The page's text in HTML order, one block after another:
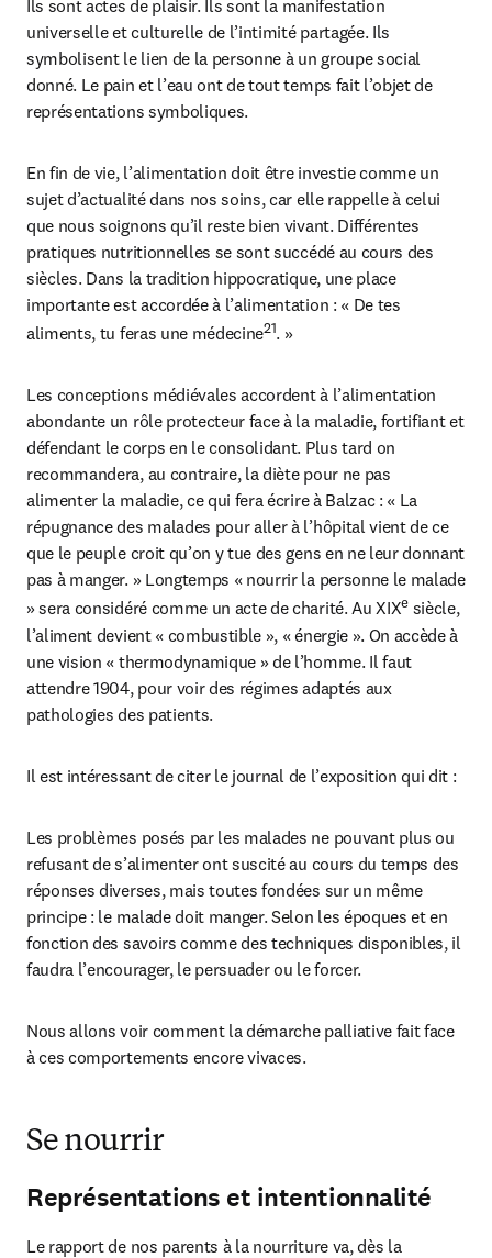
Ils sont actes de plaisir. Ils sont la manifestation
universelle et culturelle de l’intimité partagée. Ils
symbolisent le lien de la personne à un groupe social
donné. Le pain et l’eau ont de tout temps fait l’objet de
représentations symboliques.
En fin de vie, l’alimentation doit être investie comme un
sujet d’actualité dans nos soins, car elle rappelle à celui
que nous soignons qu’il reste bien vivant. Différentes
pratiques nutritionnelles se sont succédé au cours des
siècles. Dans la tradition hippocratique, une place
importante est accordée à l’alimentation : « De tes
aliments, tu feras une médecine21. »
Les conceptions médiévales accordent à l’alimentation
abondante un rôle protecteur face à la maladie, fortifiant et
défendant le corps en le consolidant. Plus tard on
recommandera, au contraire, la diète pour ne pas
alimenter la maladie, ce qui fera écrire à Balzac : « La
répugnance des malades pour aller à l’hôpital vient de ce
que le peuple croit qu’on y tue des gens en ne leur donnant
pas à manger. » Longtemps « nourrir la personne le malade
» sera considéré comme un acte de charité. Au XIXe siècle,
l’aliment devient « combustible », « énergie ». On accède à
une vision « thermodynamique » de l’homme. Il faut
attendre 1904, pour voir des régimes adaptés aux
pathologies des patients.
Il est intéressant de citer le journal de l’exposition qui dit :
Les problèmes posés par les malades ne pouvant plus ou
refusant de s’alimenter ont suscité au cours du temps des
réponses diverses, mais toutes fondées sur un même
principe : le malade doit manger. Selon les époques et en
fonction des savoirs comme des techniques disponibles, il
faudra l’encourager, le persuader ou le forcer.
Nous allons voir comment la démarche palliative fait face
à ces comportements encore vivaces.
Se nourrir
Représentations et intentionnalité
Le rapport de nos parents à la nourriture va, dès la